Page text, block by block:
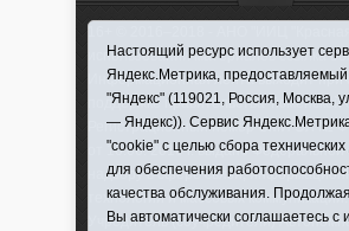
использовании материалов ссылка
Информационная лента выходит
поддержке правительства Тюменской
Регистрационный номер СМИ ЭЛ №
от 10.06. 2016 г. выдано
надзору в сфере связи,
технологий и массовых коммуникаций.
Учредитель (соучредители)
Настоящий ресурс использует
Яндекс.Метрика,
"Яндекс" (119021, Россия, Москва,
— Яндекс)). Сервис
"cookie" с целью сбора
для обеспечения
качества обслуживания.
Вы автоматически соглашаетесь